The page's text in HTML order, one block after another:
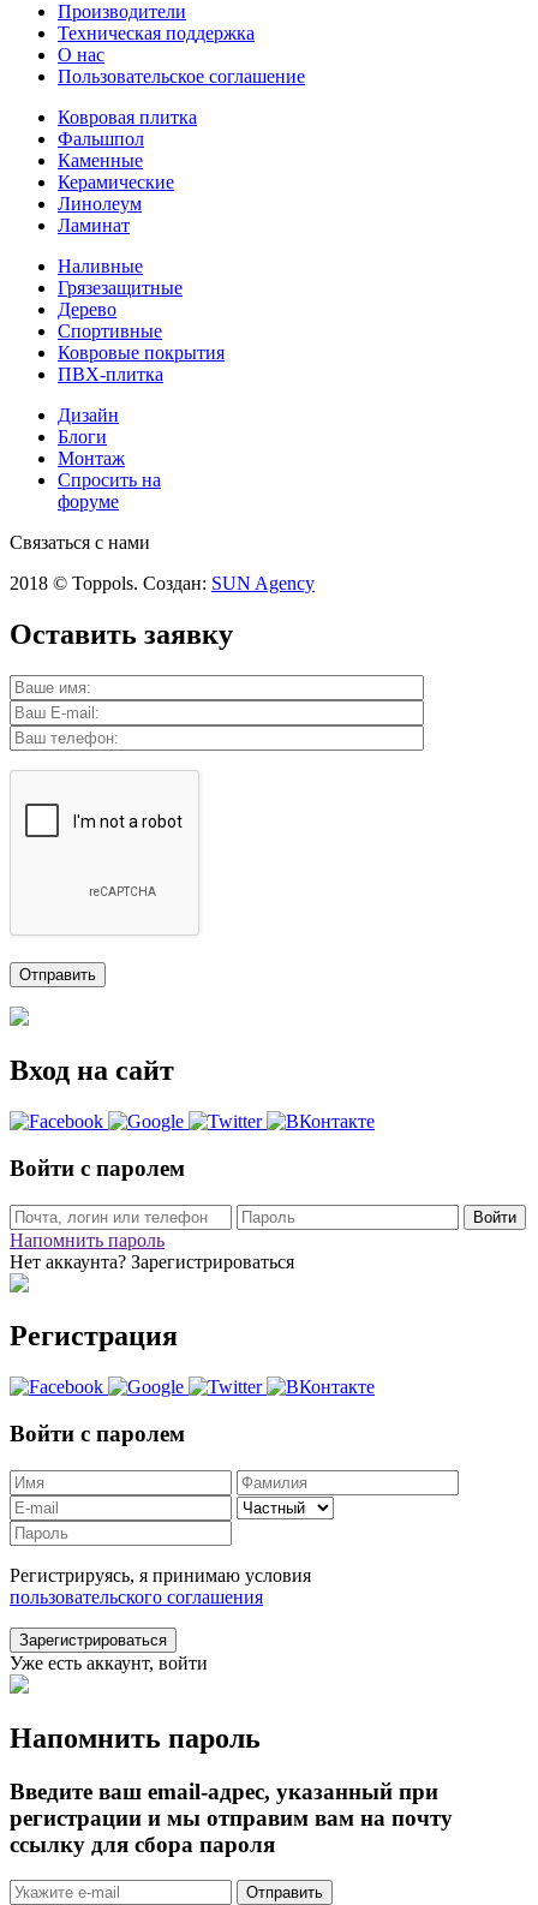
Производители
Техническая поддержка
О нас
Пользовательское соглашение
Ковровая плитка
Фальшпол
Каменные
Керамические
Линолеум
Ламинат
Наливные
Грязезащитные
Дерево
Спортивные
Ковровые покрытия
ПВХ-плитка
Дизайн
Блоги
Монтаж
Спросить на
форуме
Связаться с нами
2018 © Toppols. Создан: SUN Agency
Оставить заявку
Вход на сайт
Войти с паролем
Войти
Напомнить пароль
Нет аккаунта? Зарегистрироваться
Регистрация
Войти с паролем
Регистрируясь, я принимаю условия
пользовательского соглашения
Зарегистрироваться
Уже есть аккаунт, войти
Напомнить пароль
Введите ваш email-адрес, указанный при
регистрации и мы отправим вам на почту
ссылку для сбора пароля
Отправить